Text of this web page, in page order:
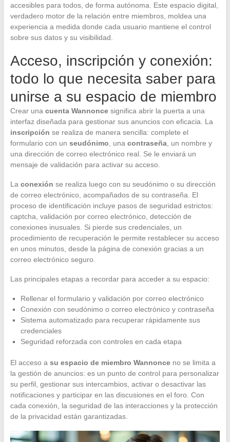
accesibles para todos, de forma autónoma. Este espacio digital,
verdadero motor de la relación entre miembros, moldea una
experiencia a medida donde cada usuario mantiene el control
sobre sus datos y su visibilidad.
Acceso, inscripción y conexión:
todo lo que necesita saber para
unirse a su espacio de miembro
Crear una cuenta Wannoncesignifica abrir la puerta a una
interfaz diseñada para gestionar sus anuncios con eficacia. La
inscripción se realiza de manera sencilla: complete el
formulario con un seudónimo , una contraseña, un nombre y
una dirección de correo electrónico real. Se le enviará un
mensaje de validación para activar su acceso.
La conexión se realiza luego con su seudónimo o su dirección
de correo electrónico, acompañados de su contraseña. El
proceso de identificación incluye pasos de seguridad estrictos:
captcha, validación por correo electrónico, detección de
conexiones inusuales. Si pierde sus credenciales, un
procedimiento de recuperación le permite restablecer su acceso
en unos minutos, desde la página de conexión gracias a un
correo electrónico seguro.
Las principales etapas a recordar para acceder a su espacio:
Rellenar el formulario y validación por correo electrónico
Conexión con seudónimo o correo electrónico y contraseña
Sistema automatizado para recuperar rápidamente sus
credenciales
Seguridad reforzada con controles en cada etapa
El acceso a su espacio de miembro Wannonceno se limita a
la gestión de anuncios: es un punto de control para personalizar
su perfil, gestionar sus intercambios, activar o desactivar las
notificaciones y participar en las discusiones en el foro. Con
cada conexión, la seguridad de las interacciones y la protección
de la privacidad están garantizadas.